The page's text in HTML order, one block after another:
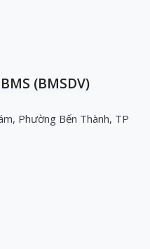
(BMSDV)
Phường Bến Thành, TP